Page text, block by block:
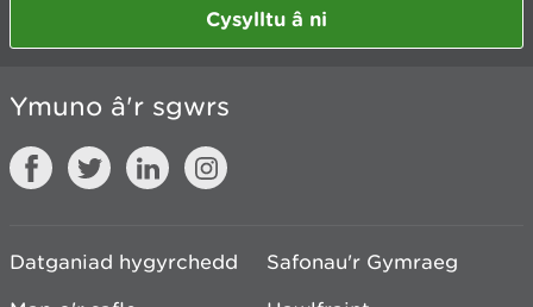
Cysylltu â ni
Ymuno â'r sgwrs
Datganiad hygyrchedd
Safonau'r Gymraeg